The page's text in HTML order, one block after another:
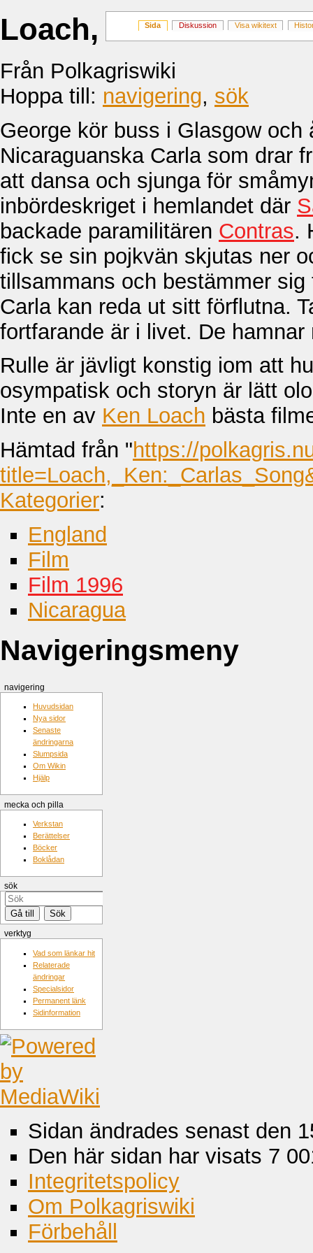
Loach, Ken: Carlas
Från Polkagriswiki
Hoppa till: navigering, sök
George kör buss i Glasgow
Nicaraguanska Carla som drar
att dansa och sjunga för
inbördeskriget i hemlandet där
backade paramilitären Contras.
fick se sin pojkvän skjutas ner
tillsammans och bestämmer
Carla kan reda ut sitt förflutna.
fortfarande är i livet. De
Rulle är jävligt konstig iom att
osympatisk och storyn är lätt
Inte en av Ken Loach bästa
Hämtad från "https://
Kategorier:
England
Film
Film 1996
Nicaragua
Navigeringsmeny
Sida Diskussion Visa wikitext
navigering
Huvudsidan
Nya sidor
Senaste
ändringarna
Slumpsida
Om Wikin
Hjälp
mecka och pilla
Verkstan
Berättelser
Böcker
Boklådan
sök
verktyg
Vad som länkar hit
Relaterade
ändringar
Specialsidor
Permanent länk
Sidinformation
Sidan ändrades senast den
Den här sidan har visats 7
Integritetspolicy
Om Polkagriswiki
Förbehåll